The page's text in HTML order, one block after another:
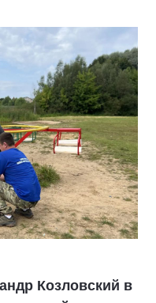
Козловский в